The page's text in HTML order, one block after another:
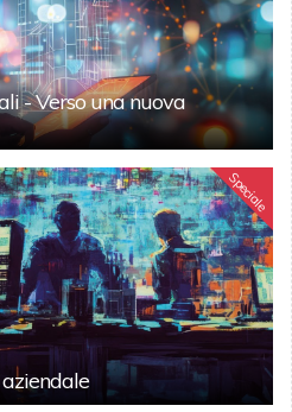
- Verso una nuova
Speciale